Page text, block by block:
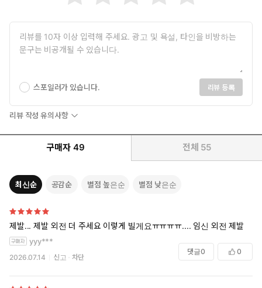
상 회로에 간도 안 오잖아요. 그니까 당신 알파 좀 찾아봐요. 응?”
“흐에. 아, 아응…!”
도 안 되는 정서는 이제 진짜 뚫릴지도 모른다는 생각에 휩싸여 아
무 말을 내뱉었다.
“크엉, 아- 효종아 도와, 응…!”
“저한테 결장 찍히는 와중에도 불륜남 찾아요? 이거 꽤 속상한데.”
보영은 푸욱! 허리를 눌렀다. 아기 주먹만 한 끝봉이 여린 살을 쿡쿡
찌를 때마다 입구에선 아까 싸둔 정액이 애액과 섞여 울컥울컥 빠져
장난쳤다.
“남편분 서운해하실까 제가 챙겨 드려야겠어요. 재열이 형~ 여보~
이렇게 불러봐요. 얼른.”
스포일러가 있습니다. 리뷰 등록
리뷰 작성 유의사항
구매자 49 전체 55
최신순 공감순 별점 높은순 별점 낮은순
제발... 제발 외전 더 주세요 이렇게 빌게요ㅠㅠㅠㅠ.... 임신 외전 제발
yyy***
2026.07.14 신고 차단
댓글0 0